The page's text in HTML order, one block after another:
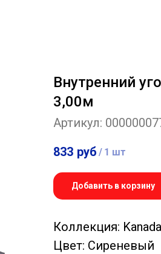
Внутренний
3,00м
Артикул:
833 руб / 1 шт
Добавить в корзину
Коллекция:
Цвет: Сиреневый